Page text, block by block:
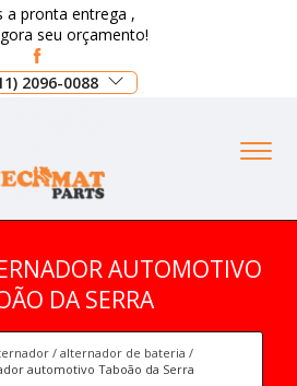
a pronta entrega ,
seu orçamento!
2096-0088
AUTOMOTIVO
DA SERRA
alternador de bateria
automotivo Taboão da Serra